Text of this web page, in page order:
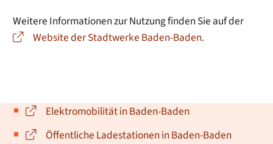
Weitere Informationen zur Nutzung finden Sie auf der
Website der Stadtwerke Baden-Baden.
Elektromobilität in Baden-Baden
Öffentliche Ladestationen in Baden-Baden